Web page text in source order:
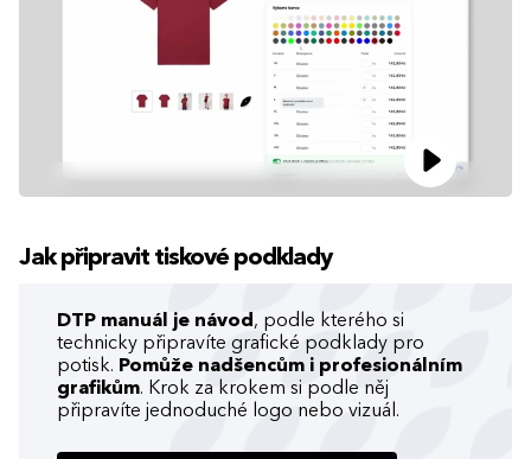
Jak připravit tiskové podklady
DTP manuál je návod , podle kterého si
technicky připravíte grafické podklady pro
potisk. Pomůže nadšencům i profesionálním
grafikům. Krok za krokem si podle něj
připravíte jednoduché logo nebo vizuál.